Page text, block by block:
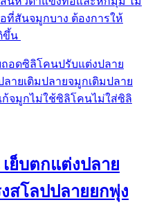
ที่สันจมูกบาง ต้องการให้
ขึ้น
ถอดซิลิโคนปรับแต่งปลาย
ลายเติมปลายจมูกเติมปลาย
ก้จมูกไม่ใช้ซิลิโคนไม่ใส่ซิลิ
เย็บตกแต่งปลาย
สโลปปลายยกพุ่ง